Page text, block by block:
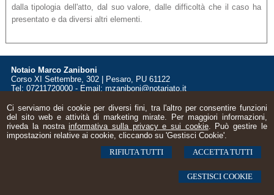
Ci serviamo dei cookie per diversi fini, tra l'altro per consentire funzioni
del sito web e attività di marketing mirate. Per maggiori informazioni,
riveda la nostrainformativa sulla privacy e sui cookie. Può gestire le
impostazioni relative ai cookie, cliccando su 'Gestisci Cookie'.
ACCETTA TUTTI
RIFIUTA TUTTI
GESTISCI COOKIE
dalla tipologia dell'atto, dal suo valore, dalle difficoltà che il caso ha
presentato e da diversi altri elementi.
Notaio Marco Zaniboni
Corso XI Settembre, 302 | Pesaro, PU 61122
Tel: 07211720000 - Email: mzaniboni@notariato.it
© 2026 Copyright Notaio Marco Zaniboni | Pesaro. Tutti i diritti riservati | P.IVA
02524630411 |Sitemap-Privacy-Cookie Policy- Gestisci Cookie-Credits